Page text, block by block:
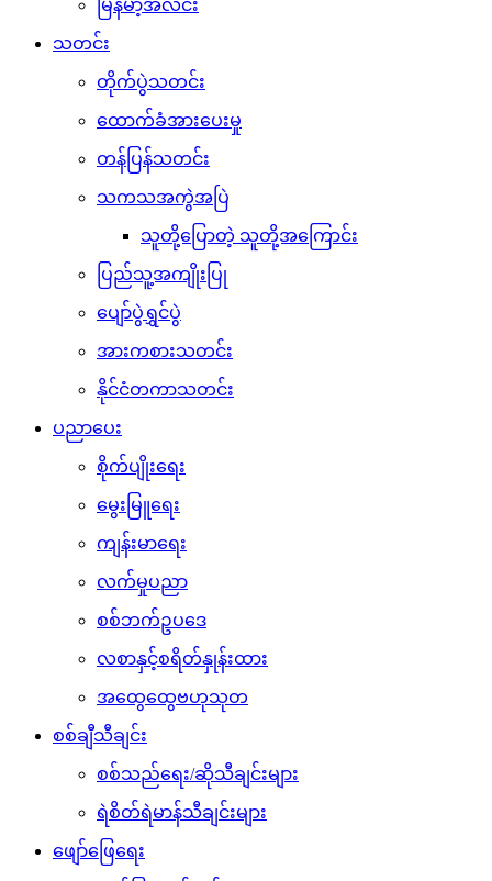
မြန်မာ့အလင်း
သတင်း
တိုက်ပွဲသတင်း
ထောက်ခံအားပေးမှု
တန်ပြန်သတင်း
သကသအကွဲအပြဲ
သူတို့ပြောတဲ့ သူတို့အကြောင်း
ပြည်သူ့အကျိုးပြု
ပျော်ပွဲရွှင်ပွဲ
အားကစားသတင်း
နိုင်ငံတကာသတင်း
ပညာပေး
စိုက်ပျိုးရေး
မွေးမြူရေး
ကျန်းမာရေး
လက်မှုပညာ
စစ်ဘက်ဥပဒေ
လစာနှင့်စရိတ်နှုန်းထား
အထွေထွေဗဟုသုတ
စစ်ချီသီချင်း
စစ်သည်ရေး/ဆိုသီချင်းများ
ရဲစိတ်ရဲမာန်သီချင်းများ
ဖျော်ဖြေရေး